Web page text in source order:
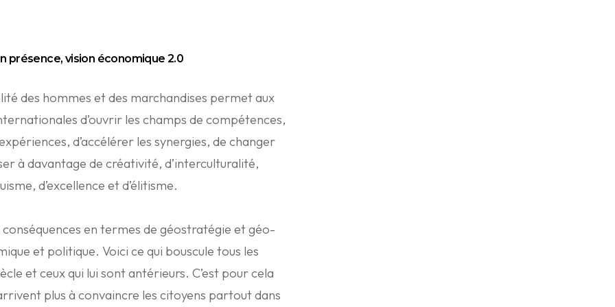
présence, vision économique 2.0
des hommes et des marchandises permet aux
d’ouvrir les champs de compétences,
d’accélérer les synergies, de changer
à davantage de créativité, d’interculturalité,
d’excellence et d’élitisme.
conséquences en termes de géostratégie et géo-
et politique. Voici ce qui bouscule tous les
et ceux qui lui sont antérieurs. C’est pour cela
plus à convaincre les citoyens partout dans